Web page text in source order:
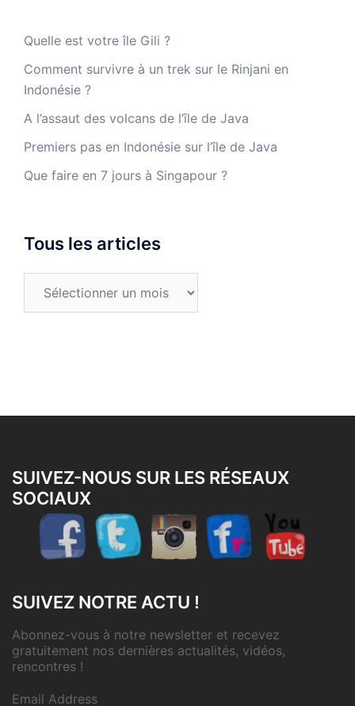
Quelle est votre île Gili ?
Comment survivre à un trek sur le Rinjani en
Indonésie ?
A l’assaut des volcans de l’île de Java
Premiers pas en Indonésie sur l’île de Java
Que faire en 7 jours à Singapour ?
Tous les articles
SUIVEZ-NOUS SUR LES RÉSEAUX
SOCIAUX
SUIVEZ NOTRE ACTU !
Abonnez-vous à notre newsletter et recevez
gratuitement nos dernières actualités, vidéos,
rencontres !
Email Address